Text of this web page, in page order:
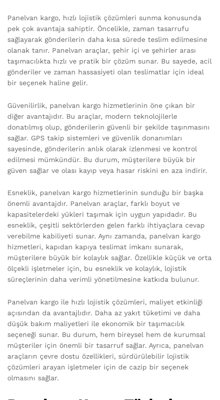
Panelvan kargo, hızlı lojistik çözümleri sunma konusunda
pek çok avantaja sahiptir. Öncelikle, zaman tasarrufu
sağlayarak gönderilerin daha kısa sürede teslim edilmesine
olanak tanır. Panelvan araçlar, şehir içi ve şehirler arası
taşımacılıkta hızlı ve pratik bir çözüm sunar. Bu sayede, acil
gönderiler ve zaman hassasiyeti olan teslimatlar için ideal
bir seçenek haline gelir.
Güvenilirlik, panelvan kargo hizmetlerinin öne çıkan bir
diğer avantajıdır. Bu araçlar, modern teknolojilerle
donatılmış olup, gönderilerin güvenli bir şekilde taşınmasını
sağlar. GPS takip sistemleri ve güvenlik donanımları
sayesinde, gönderilerin anlık olarak izlenmesi ve kontrol
edilmesi mümkündür. Bu durum, müşterilere büyük bir
güven sağlar ve olası kayıp veya hasar riskini en aza indirir.
Esneklik, panelvan kargo hizmetlerinin sunduğu bir başka
önemli avantajdır. Panelvan araçlar, farklı boyut ve
kapasitelerdeki yükleri taşımak için uygun yapıdadır. Bu
esneklik, çeşitli sektörlerden gelen farklı ihtiyaçlara cevap
verebilme kabiliyeti sunar. Aynı zamanda, panelvan kargo
hizmetleri, kapıdan kapıya teslimat imkanı sunarak,
müşterilere büyük bir kolaylık sağlar. Özellikle küçük ve orta
ölçekli işletmeler için, bu esneklik ve kolaylık, lojistik
süreçlerinin daha verimli yönetilmesine katkıda bulunur.
Panelvan kargo ile hızlı lojistik çözümleri, maliyet etkinliği
açısından da avantajlıdır. Daha az yakıt tüketimi ve daha
düşük bakım maliyetleri ile ekonomik bir taşımacılık
seçeneği sunar. Bu durum, hem bireysel hem de kurumsal
müşteriler için önemli bir tasarruf sağlar. Ayrıca, panelvan
araçların çevre dostu özellikleri, sürdürülebilir lojistik
çözümleri arayan işletmeler için de cazip bir seçenek
olmasını sağlar.